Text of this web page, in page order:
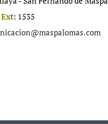
Ext: 1535